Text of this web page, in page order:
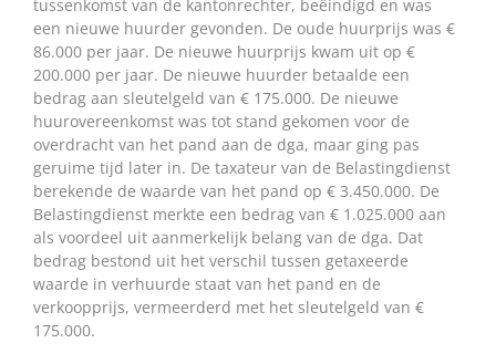
tussenkomst van de kantonrechter, beëindigd en was
een nieuwe huurder gevonden. De oude huurprijs was €
86.000 per jaar. De nieuwe huurprijs kwam uit op €
200.000 per jaar. De nieuwe huurder betaalde een
bedrag aan sleutelgeld van € 175.000. De nieuwe
huurovereenkomst was tot stand gekomen voor de
overdracht van het pand aan de dga, maar ging pas
geruime tijd later in. De taxateur van de Belastingdienst
berekende de waarde van het pand op € 3.450.000. De
Belastingdienst merkte een bedrag van € 1.025.000 aan
als voordeel uit aanmerkelijk belang van de dga. Dat
bedrag bestond uit het verschil tussen getaxeerde
waarde in verhuurde staat van het pand en de
verkoopprijs, vermeerderd met het sleutelgeld van €
175.000.